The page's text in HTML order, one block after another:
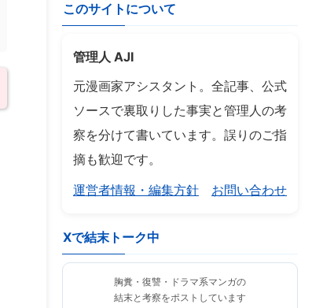
このサイトについて
管理人 AJI
元漫画家アシスタント。全記事、公式
ソースで裏取りした事実と管理人の考
察を分けて書いています。誤りのご指
摘も歓迎です。
運営者情報・編集方針
お問い合わせ
Xで結末トーク中
胸糞・復讐・ドラマ系マンガの
結末と考察をポストしています